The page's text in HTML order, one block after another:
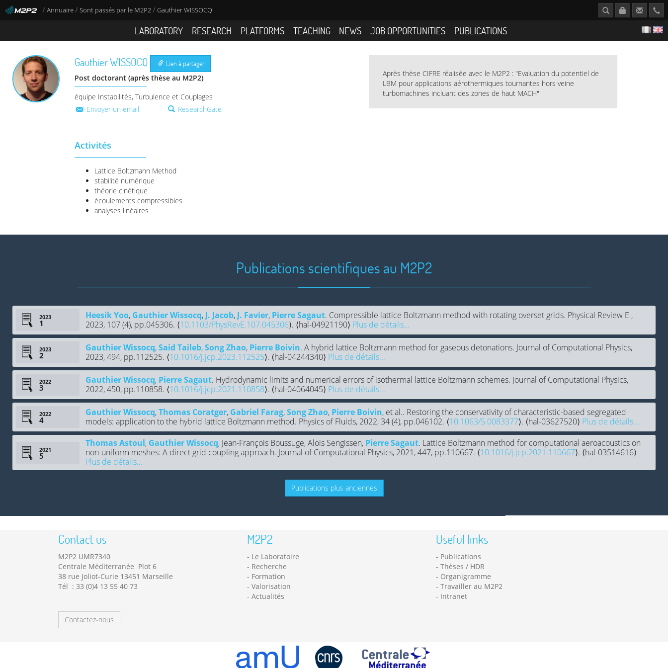
/Annuaire/Sont passés par le M2P2/Gauthier WISSOCQ
LABORATORY RESEARCH PLATFORMS TEACHING NEWS JOB OPPORTUNITIES PUBLICATIONS
GauthierWISSOCQ
Lien à partager
Post doctorant (après thèse au M2P2)
équipe Instabilités, Turbulence et Couplages
Envoyer un email
ResearchGate
Après thèse CIFRE réalisée avec le M2P2 : "Evaluation du potentiel de
LBM pour applications aérothermiques tournantes hors veine
turbomachines incluant des zones de haut MACH"
Activités
Lattice Boltzmann Method
stabilité numérique
théorie cinétique
écoulements compressibles
analyses linéaires
Publications scientifiques au M2P2
2023 Heesik Yoo, Gauthier Wissocq, J. Jacob, J. Favier, Pierre Sagaut. Compressible lattice Boltzmann method with rotating overset grids. Physical Review E ,
2023, 107 (4), pp.045306. ⟨10.1103/PhysRevE.107.045306⟩. ⟨hal-04921190⟩ Plus de détails...
2023 Gauthier Wissocq,Said Taileb,Song Zhao, Pierre Boivin. A hybrid lattice Boltzmann method for gaseous detonations. Journal of Computational Physics,
2023, 494, pp.112525. ⟨10.1016/j.jcp.2023.112525⟩. ⟨hal-04244340⟩ Plus de détails...
2022 Gauthier Wissocq, Pierre Sagaut. Hydrodynamic limits and numerical errors of isothermal lattice Boltzmann schemes. Journal of Computational Physics,
2022, 450, pp.110858. ⟨10.1016/j.jcp.2021.110858⟩. ⟨hal-04064045⟩ Plus de détails...
2022 Gauthier Wissocq,Thomas Coratger, Gabriel Farag,Song Zhao, Pierre Boivin, et al.. Restoring the conservativity of characteristic-based segregated
models: application to the hybrid lattice Boltzmann method. Physics of Fluids, 2022, 34 (4), pp.046102. ⟨10.1063/5.0083377⟩. ⟨hal-03627520⟩ Plus de détails...
2021
Thomas Astoul, Gauthier Wissocq, Jean-François Boussuge, Alois Sengissen, Pierre Sagaut. Lattice Boltzmann method for computational aeroacoustics on
non-uniform meshes: A direct grid coupling approach. Journal of Computational Physics, 2021, 447, pp.110667. ⟨10.1016/j.jcp.2021.110667⟩. ⟨hal-03514616⟩
Plus de détails...
Publications plus anciennes
Contact us
M2P2 UMR7340
Centrale Méditerranée Plot 6
38 rue Joliot-Curie 13451 Marseille
Tél : 33 (0)4 13 55 40 73
Contactez-nous
M2P2
Le Laboratoire
Recherche
Formation
Valorisation
Actualités
Useful links
Publications
Thèses / HDR
Organigramme
Travailler au M2P2
Intranet